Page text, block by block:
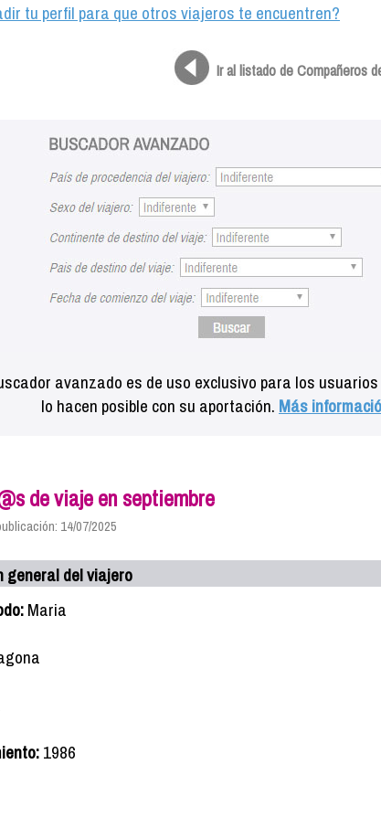
tu perfil para que otros viajeros te encuentren?
Ir al listado de Compañeros
avanzado es de uso exclusivo para los
lo hacen posible con su aportación. Más
de viaje en septiembre
14/07/2025
general del viajero
Maria
1986